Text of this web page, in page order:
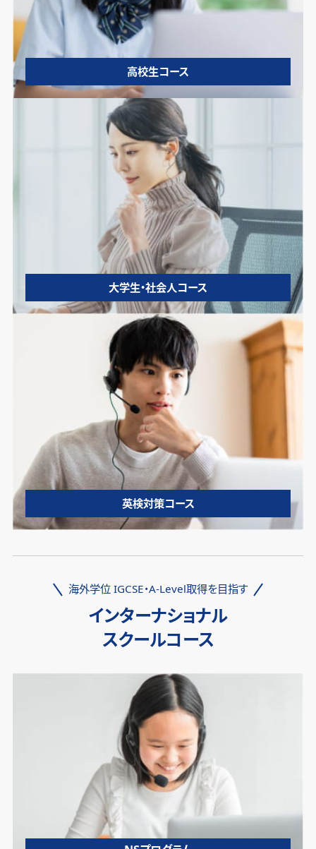
高校生コース
大学生・社会人コース
英検対策コース
海外学位 IGCSE・A-Level取得を目指す
インターナショナル
スクールコース